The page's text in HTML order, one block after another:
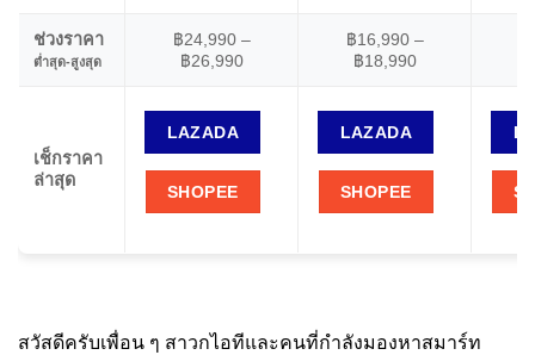
ช่วงราคา
ต่ำสุด-สูงสุด
฿24,990 –
฿26,990
฿16,990 –
฿18,990
เช็กราคา
ล่าสุด
LAZADA
SHOPEE
LAZADA
SHOPEE
สวัสดีครับเพื่อน ๆ สาวกไอทีและคนที่กำลังมองหาสมาร์ท